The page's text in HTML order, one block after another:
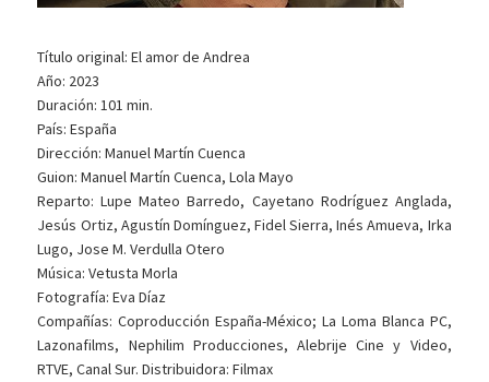
Título original: El amor de Andrea
Año: 2023
Duración: 101 min.
País: España
Dirección: Manuel Martín Cuenca
Guion: Manuel Martín Cuenca, Lola Mayo
Reparto: Lupe Mateo Barredo, Cayetano Rodríguez Anglada,
Jesús Ortiz, Agustín Domínguez, Fidel Sierra, Inés Amueva, Irka
Lugo, Jose M. Verdulla Otero
Música: Vetusta Morla
Fotografía: Eva Díaz
Compañías: Coproducción España-México; La Loma Blanca PC,
Lazonafilms, Nephilim Producciones, Alebrije Cine y Video,
RTVE, Canal Sur. Distribuidora: Filmax